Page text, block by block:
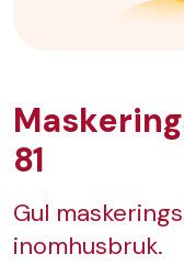
81
Gul
inomhusbruk.